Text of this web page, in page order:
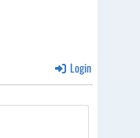
Login